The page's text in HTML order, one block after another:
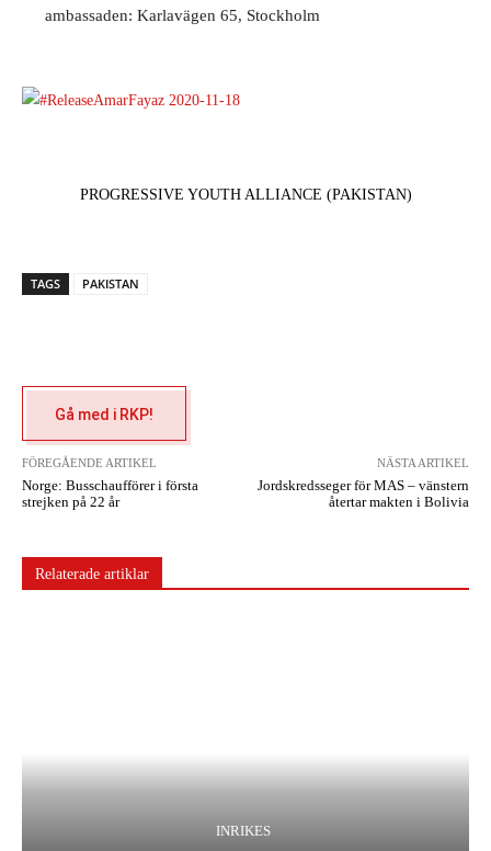
ambassaden: Karlavägen 65, Stockholm
PROGRESSIVE YOUTH ALLIANCE (PAKISTAN)
TAGS PAKISTAN
Gå med i RKP!
FÖREGÅENDE ARTIKEL
Norge: Busschaufförer i första
strejken på 22 år
NÄSTA ARTIKEL
Jordskredsseger för MAS – vänstern
återtar makten i Bolivia
Relaterade artiklar
INRIKES